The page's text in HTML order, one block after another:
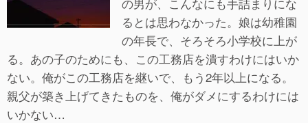
るとは思わなかった。娘は幼稚園
の年長で、そろそろ小学校に上が
る。あの子のためにも、この工務店を潰すわけにはいか
ない。俺がこの工務店を継いで、もう2年以上になる。
親父が築き上げてきたものを、俺がダメにするわけには
いかない…